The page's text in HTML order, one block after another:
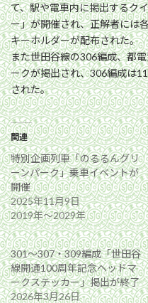
て、駅や電車内に掲出するク
ー」が開催され、正解者には
キーホルダーが配布された。
また世田谷線の306編成、都
ークが掲出され、306編成は
された。
関連
特別企画列車「のるるんグリ
ーンパーク」乗車イベントが
開催
2025年11月9日
2019年〜2029年
301〜307・309編成「世田谷
線開通100周年記念ヘッドマ
ークステッカー」掲出が終了
2026年3月26日